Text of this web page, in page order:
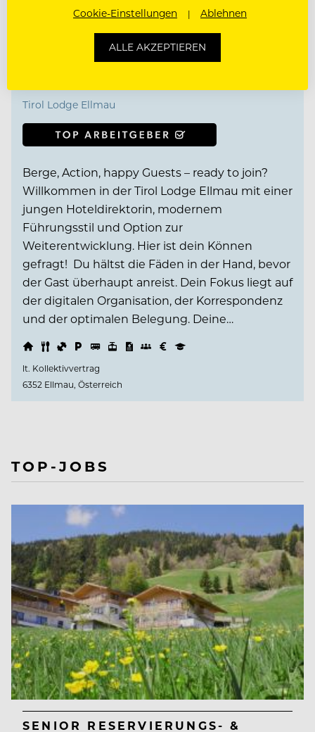
RESERVIERUNG / BACK
Tirol Lodge Ellmau
Berge, Action, happy Guests – ready to join?
Willkommen in der Tirol Lodge Ellmau mit einer
jungen Hoteldirektorin, modernem
Führungsstil und Option zur
Weiterentwicklung. Hier ist dein Können
gefragt! Du hältst die Fäden in der Hand, bevor
der Gast überhaupt anreist. Dein Fokus liegt auf
der digitalen Organisation, der Korrespondenz
und der optimalen Belegung. Deine…
lt. Kollektivvertrag
6352 Ellmau, Österreich
TOP-JOBS
SENIOR RESERVIERUNGS- &
Cookie-Einstellungen Ablehnen
ALLE AKZEPTIEREN